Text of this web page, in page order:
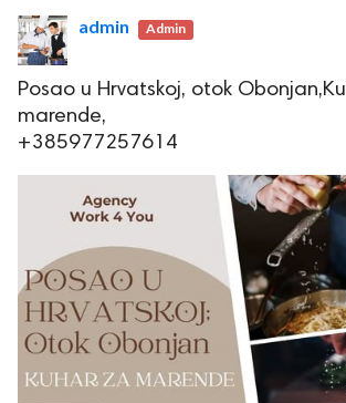
admin Admin
Posao u Hrvatskoj, otok
marende,
+385977257614